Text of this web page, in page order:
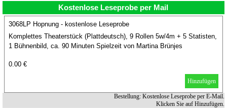
Kostenlose Leseprobe per Mail
3068LP Hopnung - kostenlose Leseprobe
Komplettes Theaterstück (Plattdeutsch), 9 Rollen 5w/4m + 5 Statisten,
1 Bühnenbild, ca. 90 Minuten Spielzeit von Martina Brünjes
0.00 €
Hinzufügen
Bestellung: Kostenlose Leseprobe per E-Mail.
Klicken Sie auf Hinzufügen.